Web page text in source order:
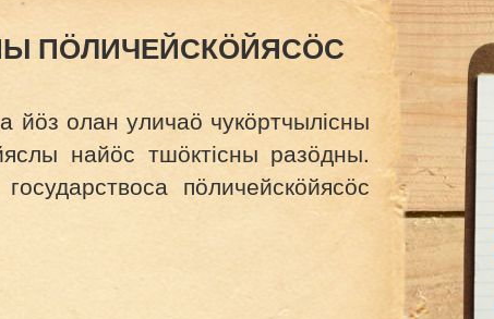
ПӦЛИЧЕЙСКӦЙЯСӦС
йӧз олан уличаӧ чукӧртчылісны
найӧс тшӧктісны разӧдны.
пӧличейскӧйясӧс